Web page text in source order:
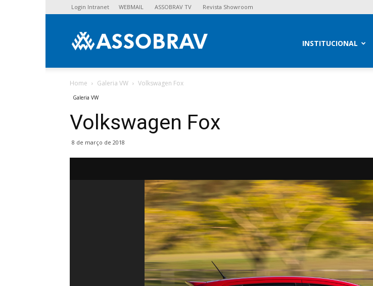
Login Intranet WEBMAIL ASSOBRAV TV Revista Showroom
INSTITUCIONAL
Home Galeria VW Volkswagen Fox
Galeria VW
Volkswagen Fox
8 de março de 2018